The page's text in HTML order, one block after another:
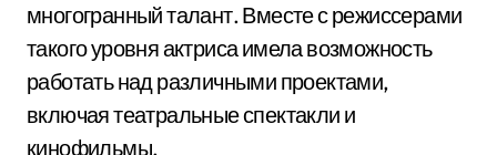
многогранный талант. Вместе с режиссерами
такого уровня актриса имела возможность
работать над различными проектами,
включая театральные спектакли и
кинофильмы.